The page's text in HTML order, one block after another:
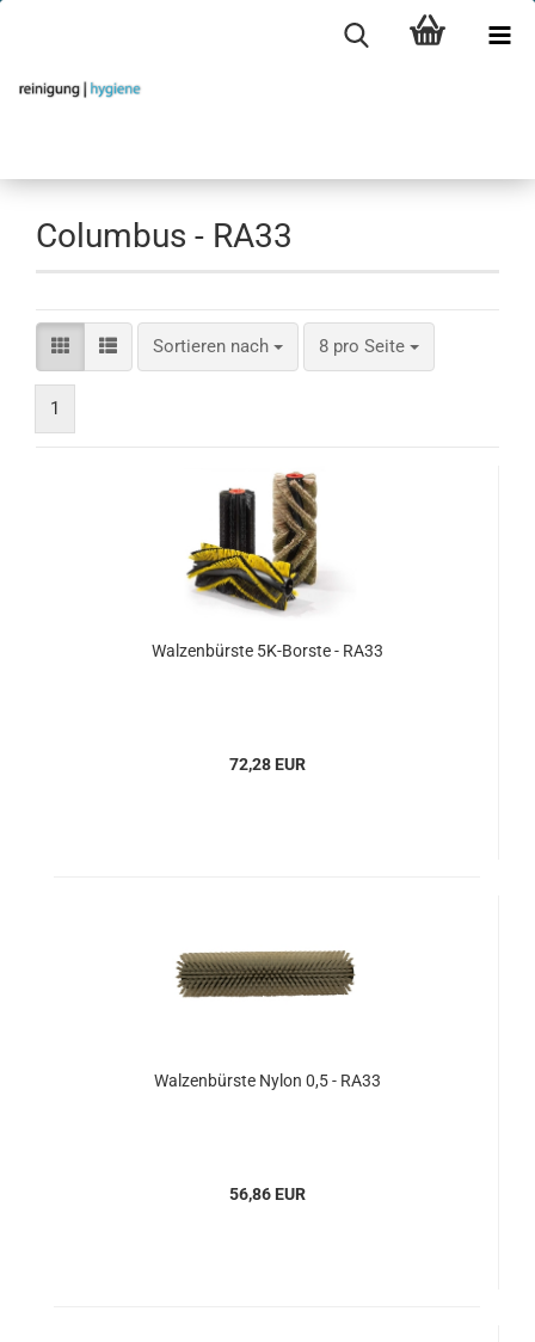
Columbus - RA33
Sortieren nach
Sortieren nach 8 pro Seite
pro Seite
1
Walzenbürste 5K-Borste - RA33
72,28 EUR
Walzenbürste Nylon 0,5 - RA33
56,86 EUR